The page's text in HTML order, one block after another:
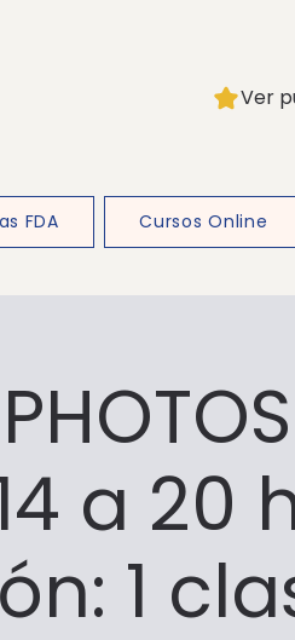
Ver
FDA Cursos Online
a 20
1